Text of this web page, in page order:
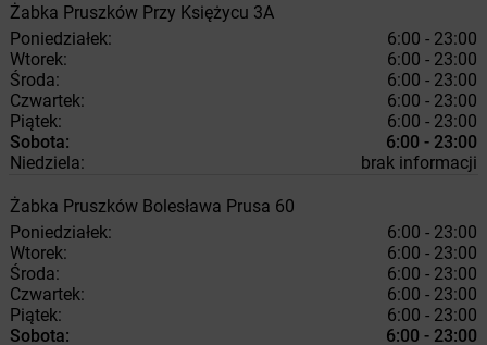
Żabka Pruszków Przy Księżycu 3A
Poniedziałek:
6:00 - 23:00
Wtorek:
6:00 - 23:00
Środa:
6:00 - 23:00
Czwartek:
6:00 - 23:00
Piątek:
6:00 - 23:00
Sobota:
6:00 - 23:00
Niedziela:
brak informacji
Żabka Pruszków Bolesława Prusa 60
Poniedziałek:
6:00 - 23:00
Wtorek:
6:00 - 23:00
Środa:
6:00 - 23:00
Czwartek:
6:00 - 23:00
Piątek:
6:00 - 23:00
Sobota:
6:00 - 23:00